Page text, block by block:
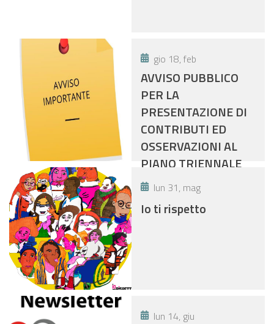
gio 18, feb
AVVISO PUBBLICO
PER LA
PRESENTAZIONE DI
CONTRIBUTI ED
OSSERVAZIONI AL
PIANO TRIENNALE
DI PREVENZIONE
DELLA CORRUZIONE
DELL’ASP
lun 31, mag
Io ti rispetto
lun 14, giu